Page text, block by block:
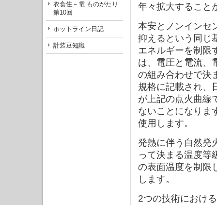
衣食住－電 ものがたり
第10回
ホットライン日記
計装豆知識
年々拡大すること
本安とノンインセ
抑えるという同じ
エネルギーを制限
は、電圧と電流、
の組み合わせで決
規格に記載され、
が上記の点火曲線
ないことになりま
使用します。
発熱に伴う自然発
って決まる温度等
の表面温度を制限
します。
2つの技術におけ